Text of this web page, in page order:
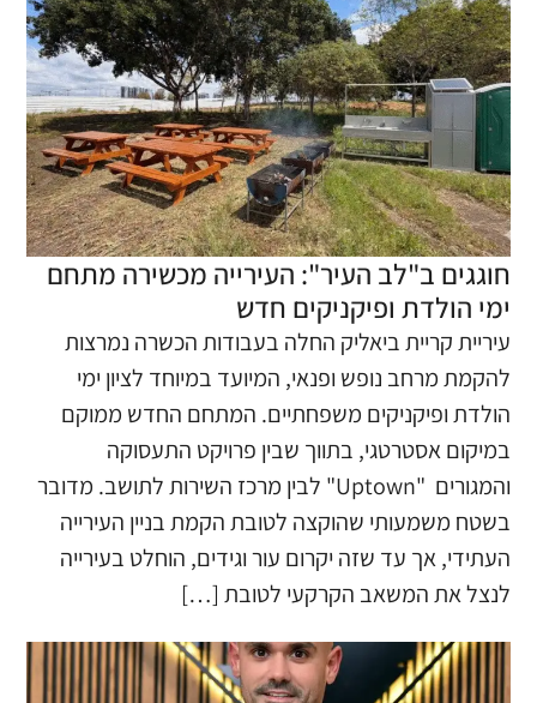
חוגגים ב"לב העיר": העירייה מכשירה מתחם
ימי הולדת ופיקניקים חדש
עיריית קריית ביאליק החלה בעבודות הכשרה נמרצות
להקמת מרחב נופש ופנאי, המיועד במיוחד לציון ימי
הולדת ופיקניקים משפחתיים. המתחם החדש ממוקם
במיקום אסטרטגי, בתווך שבין פרויקט התעסוקה
והמגורים "Uptown" לבין מרכז השירות לתושב. מדובר
בשטח משמעותי שהוקצה לטובת הקמת בניין העירייה
העתידי, אך עד שזה יקרום עור וגידים, הוחלט בעירייה
לנצל את המשאב הקרקעי לטובת […]